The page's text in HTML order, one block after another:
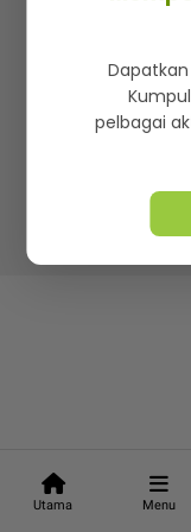
Utama Menu
Hakcipta
pelbagai